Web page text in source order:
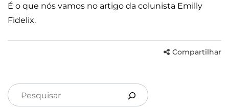
É o que nós vamos no artigo da colunista Emilly
Fidelix.
Compartilhar